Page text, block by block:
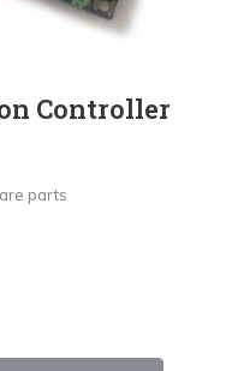
Controller
parts